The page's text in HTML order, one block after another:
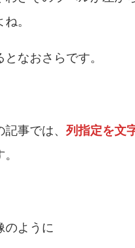
。
なおさらです。
事では、 列指定を文
のように